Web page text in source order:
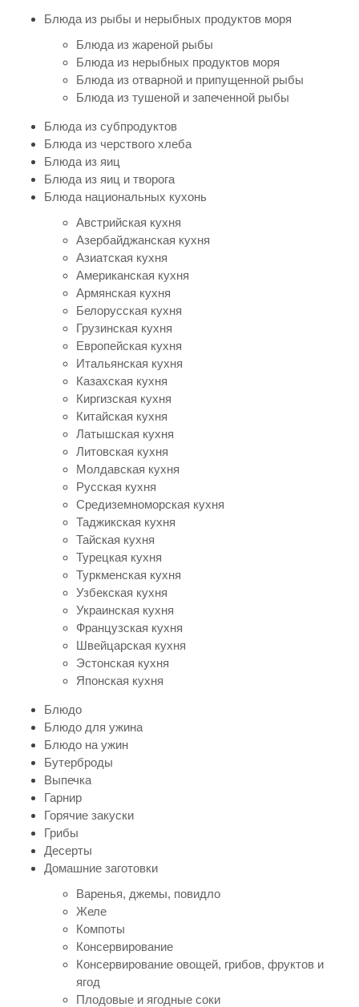
Блюда из рыбы и нерыбных продуктов моря
Блюда из жареной рыбы
Блюда из нерыбных продуктов моря
Блюда из отварной и припущенной рыбы
Блюда из тушеной и запеченной рыбы
Блюда из субпродуктов
Блюда из черствого хлеба
Блюда из яиц
Блюда из яиц и творога
Блюда национальных кухонь
Австрийская кухня
Азербайджанская кухня
Азиатская кухня
Американская кухня
Армянская кухня
Белорусская кухня
Грузинская кухня
Европейская кухня
Итальянская кухня
Казахская кухня
Киргизская кухня
Китайская кухня
Латышская кухня
Литовская кухня
Молдавская кухня
Русская кухня
Средиземноморская кухня
Таджикская кухня
Тайская кухня
Турецкая кухня
Туркменская кухня
Узбекская кухня
Украинская кухня
Французская кухня
Швейцарская кухня
Эстонская кухня
Японская кухня
Блюдо
Блюдо для ужина
Блюдо на ужин
Бутерброды
Выпечка
Гарнир
Горячие закуски
Грибы
Десерты
Домашние заготовки
Варенья, джемы, повидло
Желе
Компоты
Консервирование
Консервирование овощей, грибов, фруктов и
ягод
Плодовые и ягодные соки